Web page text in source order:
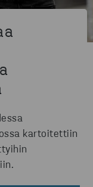
kartoitettiin